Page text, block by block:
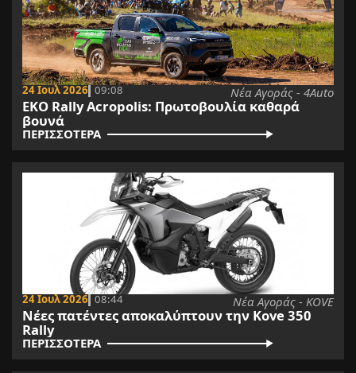
24 Ιουλ 2026 09:08 Νέα Αγοράς - 4Auto
ΕΚΟ Rally Acropolis: Πρωτοβουλία καθαρά
βουνά
ΠΕΡΙΣΣΟΤΕΡΑ
24 Ιουλ 2026 08:44 Νέα Αγοράς - KOVE
Νέες πατέντες αποκαλύπτουν την Kove 350
Rally
ΠΕΡΙΣΣΟΤΕΡΑ